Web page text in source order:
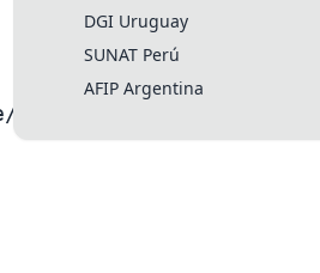
DGI Uruguay
SUNAT Perú
AFIP Argentina